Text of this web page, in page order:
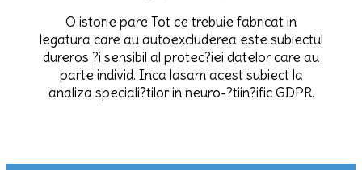
O istorie pare Tot ce trebuie fabricat in
legatura care au autoexcluderea este subiectul
dureros ?i sensibil al protec?iei datelor care au
parte individ. Inca lasam acest subiect la
analiza speciali?tilor in neuro-?tiin?ific GDPR.